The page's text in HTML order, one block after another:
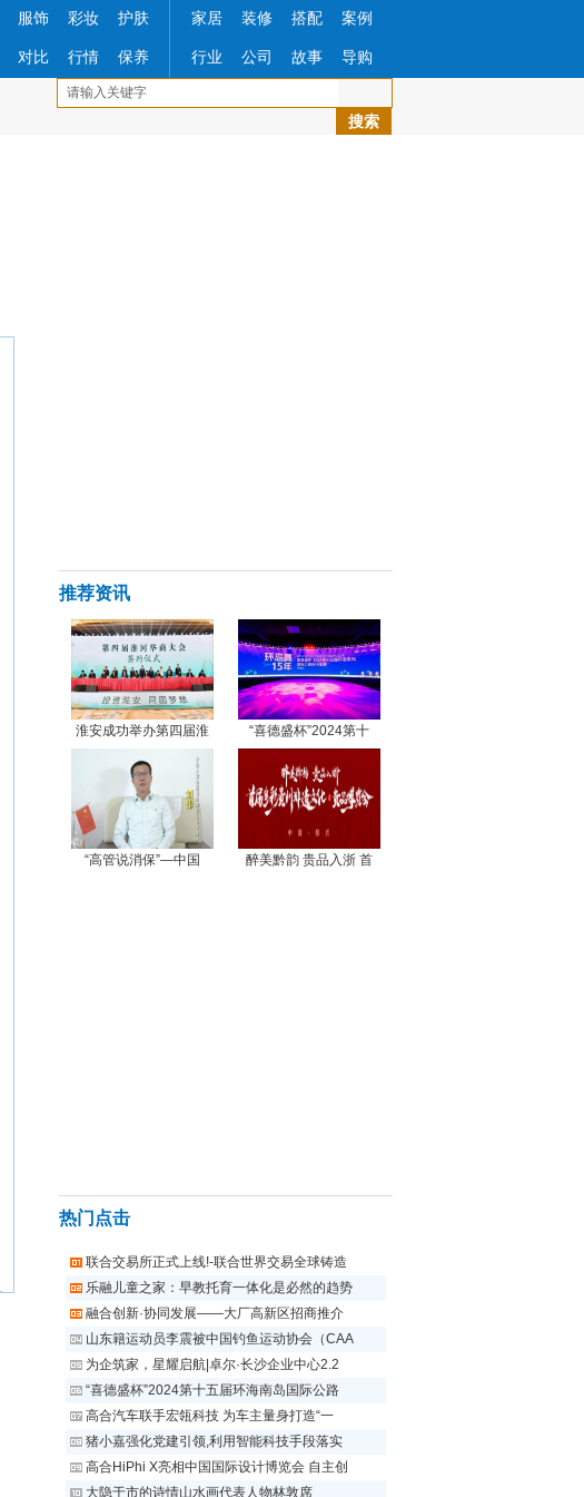
服饰 彩妆 护肤
对比 行情 保养
家居 装修 搭配 案例
行业 公司 故事 导购
推荐资讯
淮安成功举办第四届淮 “喜德盛杯”2024第十
“高管说消保”—中国 醉美黔韵 贵品入浙 首
热门点击
联合交易所正式上线!-联合世界交易全球铸造
乐融儿童之家：早教托育一体化是必然的趋势
融合创新·协同发展——大厂高新区招商推介
山东籍运动员李震被中国钓鱼运动协会（CAA
为企筑家，星耀启航|卓尔·长沙企业中心2.2
“喜德盛杯”2024第十五届环海南岛国际公路
高合汽车联手宏瓴科技 为车主量身打造“一
猪小嘉强化党建引领,利用智能科技手段落实
高合HiPhi X亮相中国国际设计博览会 自主创
大隐于市的诗情山水画代表人物林敦席